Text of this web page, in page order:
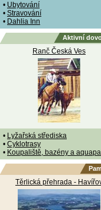
• Ubytování
• Stravování
• Dahlia Inn
Aktivní
Ranč Česká Ves
• Lyžařská střediska
• Cyklotrasy
• Koupaliště, bazény a
Těrlická přehrada -